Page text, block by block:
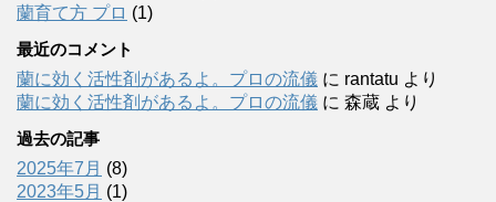
蘭育て方 プロ (1)
最近のコメント
蘭に効く活性剤があるよ。プロの流儀 に rantatu より
蘭に効く活性剤があるよ。プロの流儀 に 森蔵 より
過去の記事
2025年7月 (8)
2023年5月 (1)